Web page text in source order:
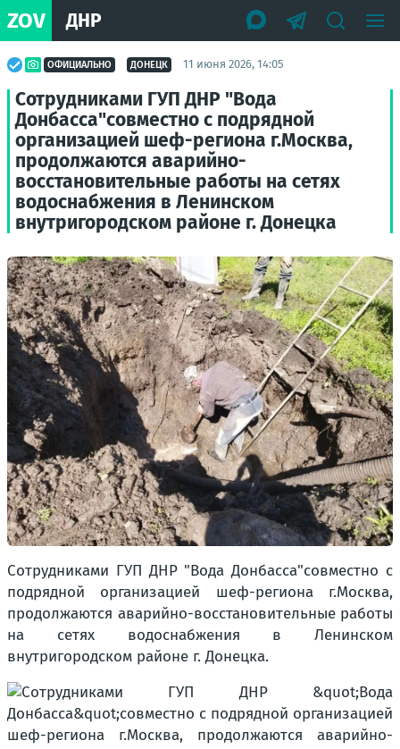
ZOV ДНР
ОФИЦИАЛЬНО ДОНЕЦК 11 июня 2026, 14:05
Сотрудниками ГУП ДНР "Вода
Донбасса"совместно с подрядной
организацией шеф-региона г.Москва,
продолжаются аварийно-
восстановительные работы на сетях
водоснабжения в Ленинском
внутригородском районе г. Донецка
Сотрудниками ГУП ДНР "Вода Донбасса"совместно с
подрядной организацией шеф-региона г.Москва,
продолжаются аварийно-восстановительные работы
на сетях водоснабжения в Ленинском
внутригородском районе г. Донецка.